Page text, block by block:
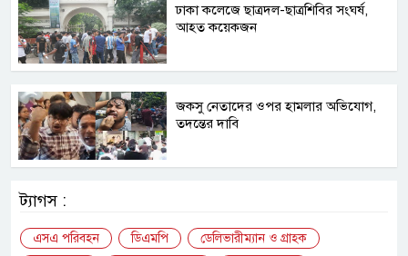
ঢাকা কলেজে ছাত্রদল-ছাত্রশিবির সংঘর্ষ,
আহত কয়েকজন
জকসু নেতাদের ওপর হামলার অভিযোগ,
তদন্তের দাবি
ট্যাগস :
এসএ পরিবহন ডিএমপি
ডেলিভারীম্যান ও গ্রাহক